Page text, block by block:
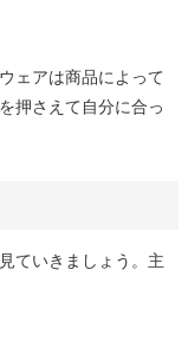
ェアは商品によって
押さえて自分に合っ
ていきましょう。主